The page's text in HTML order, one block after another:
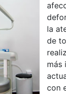
la
de
más
con